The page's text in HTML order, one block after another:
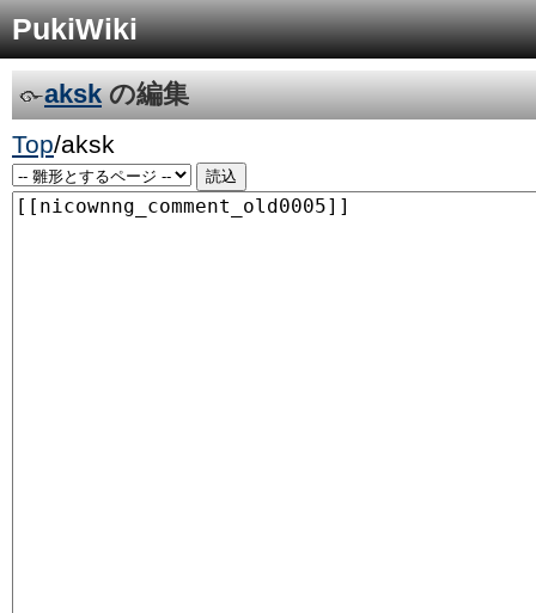
PukiWiki
akskの編集
Top/aksk